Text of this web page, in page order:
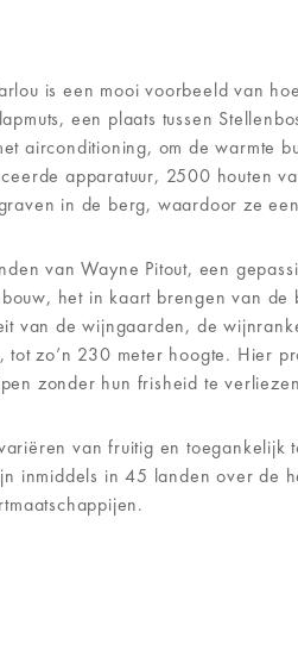
is een mooi voorbeeld van
een plaats tussen
airconditioning, om de warmte
apparatuur, 2500 houten
in de berg, waardoor ze
van Wayne Pitout, een
het in kaart brengen van
van de wijngaarden, de
tot zo’n 230 meter hoogte. Hier
zonder hun frisheid te
van fruitig en
inmiddels in 45 landen over de